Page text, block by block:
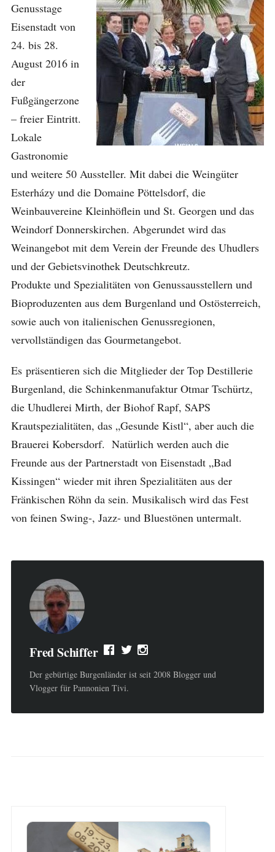
Genusstage
Eisenstadt von
24. bis 28.
August 2016 in
der
Fußgängerzone
– freier Eintritt.
Lokale
Gastronomie
und weitere 50 Aussteller. Mit dabei die Weingüter
Esterházy und die Domaine Pöttelsdorf, die
Weinbauvereine Kleinhöflein und St. Georgen und das
Weindorf Donnerskirchen. Abgerundet wird das
Weinangebot mit dem Verein der Freunde des Uhudlers
und der Gebietsvinothek Deutschkreutz.
Produkte und Spezialitäten von Genussausstellern und
Bioproduzenten aus dem Burgenland und Ostösterreich,
sowie auch von italienischen Genussregionen,
vervollständigen das Gourmetangebot.
Es präsentieren sich die Mitglieder der Top Destillerie
Burgenland, die Schinkenmanufaktur Otmar Tschürtz,
die Uhudlerei Mirth, der Biohof Rapf, SAPS
Krautspezialitäten, das „Gesunde Kistl“, aber auch die
Brauerei Kobersdorf. Natürlich werden auch die
Freunde aus der Partnerstadt von Eisenstadt „Bad
Kissingen“ wieder mit ihren Spezialitäten aus der
Fränkischen Röhn da sein. Musikalisch wird das Fest
von feinen Swing-, Jazz- und Bluestönen untermalt.
Fred Schiffer
Der gebürtige Burgenländer ist seit 2008 Blogger und
Vlogger für Pannonien Tivi.